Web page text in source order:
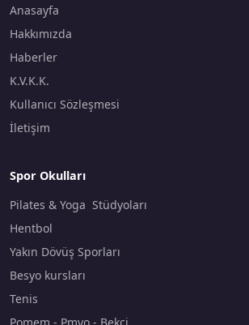
Anasayfa
Hakkımızda
Haberler
K.V.K.K.
Kullanıcı Sözleşmesi
İletişim
Spor Okulları
Pilates & Yoga Stüdyoları
Hentbol
Yakın Dövüş Sporları
Besyo kursları
Tenis